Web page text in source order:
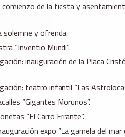
comienzo de la fiesta y
solemne y ofrenda.
“Inventio Mundi”.
inauguración de la Placa
teatro infantil “Las
“Gigantes Morunos”.
“El Carro Errante”.
expo “La gamela del mar